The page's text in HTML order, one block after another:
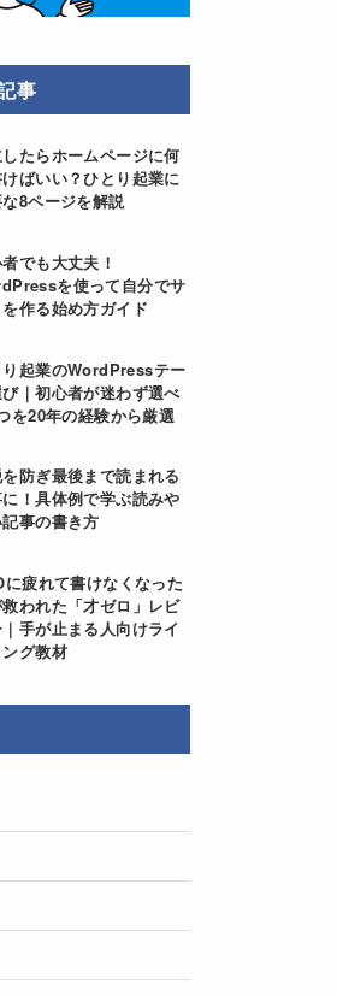
事
たらホームページに何
けばいい？ひとり起業に
な8ページを解説
でも大丈夫！
を使って自分でサ
作る始め方ガイド
り起業のWordPressテー
び｜初心者が迷わず選べ
を20年の経験から厳選
防ぎ最後まで読まれる
！具体例で学ぶ読みや
事の書き方
に疲れて書けなくなった
われた「才ゼロ」レビ
手が止まる人向けライ
グ教材